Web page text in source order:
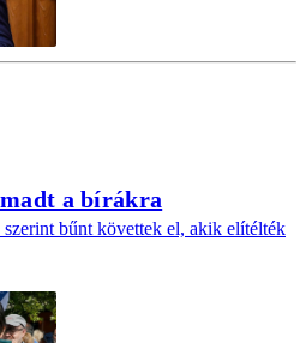
a bírákra
bűnt követtek el, akik elítélték